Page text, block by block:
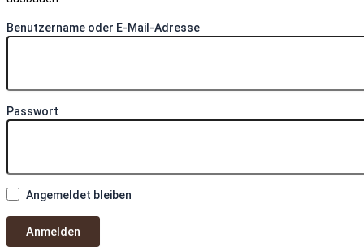
Benutzername oder E-Mail-Adresse
Passwort
Angemeldet bleiben